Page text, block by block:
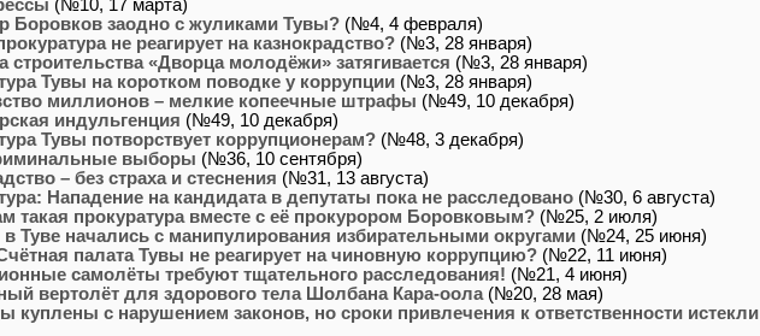
(№10, 17 марта)
Боровков заодно с жуликами Тувы? (№4, 4 февраля)
не реагирует на казнокрадство? (№3, 28 января)
строительства «Дворца молодёжи» затягивается (№3, 28 января)
Тувы на коротком поводке у коррупции (№3, 28 января)
миллионов – мелкие копеечные штрафы (№49, 10 декабря)
индульгенция (№49, 10 декабря)
Тувы потворствует коррупционерам? (№48, 3 декабря)
выборы (№36, 10 сентября)
– без страха и стеснения (№31, 13 августа)
Нападение на кандидата в депутаты пока не расследовано (№30, 6 августа)
такая прокуратура вместе с её прокурором Боровковым? (№25, 2 июля)
Туве начались с манипулирования избирательными округами (№24, 25 июня)
палата Тувы не реагирует на чиновную коррупцию? (№22, 11 июня)
самолёты требуют тщательного расследования! (№21, 4 июня)
вертолёт для здорового тела Шолбана Кара-оола(№20, 28 мая)
куплены с нарушением законов, но сроки привлечения к ответственности истекли